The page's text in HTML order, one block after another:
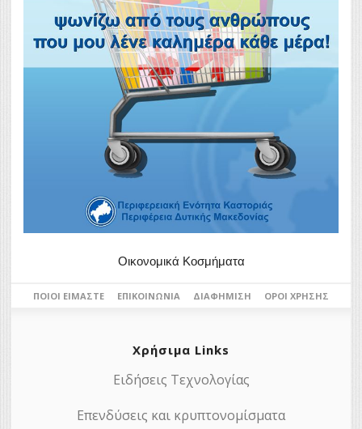
Οικονομικά Κοσμήματα
ΠΟΙΟΙ ΕΊΜΑΣΤΕ ΕΠΙΚΟΙΝΩΝΊΑ ΔΙΑΦΉΜΙΣΗ ΌΡΟΙ ΧΡΉΣΗΣ
Χρήσιμα Links
Ειδήσεις Τεχνολογίας
Επενδύσεις και κρυπτονομίσματα